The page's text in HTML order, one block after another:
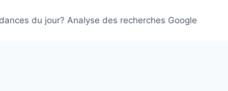
du jour? Analyse des recherches Google